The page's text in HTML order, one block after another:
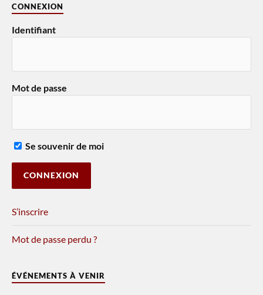
CONNEXION
Identifiant
Mot de passe
Se souvenir de moi
S’inscrire
Mot de passe perdu ?
ÉVÉNEMENTS À VENIR